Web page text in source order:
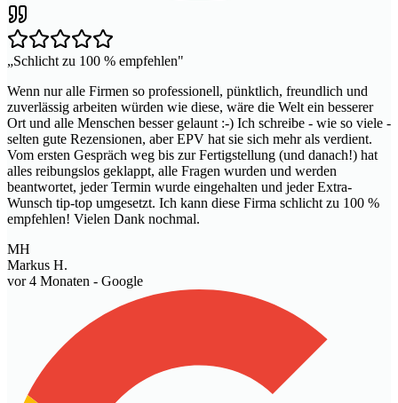
„Schlicht zu 100 % empfehlen"
Wenn nur alle Firmen so professionell, pünktlich, freundlich und
zuverlässig arbeiten würden wie diese, wäre die Welt ein besserer
Ort und alle Menschen besser gelaunt :-) Ich schreibe - wie so viele -
selten gute Rezensionen, aber EPV hat sie sich mehr als verdient.
Vom ersten Gespräch weg bis zur Fertigstellung (und danach!) hat
alles reibungslos geklappt, alle Fragen wurden und werden
beantwortet, jeder Termin wurde eingehalten und jeder Extra-
Wunsch tip-top umgesetzt. Ich kann diese Firma schlicht zu 100 %
empfehlen! Vielen Dank nochmal.
MH
Markus H.
vor 4 Monaten - Google